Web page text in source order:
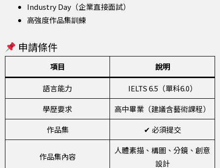
Industry Day（企業直接面試）
高強度作品集訓練
申請條件
項目 說明
語言能力
IELTS 6.5（單科6.0）
學歷要求
高中畢業（建議含藝術課程）
作品集
✔ 必須提交
作品集內容
人體素描、構圖、分鏡、創意
設計